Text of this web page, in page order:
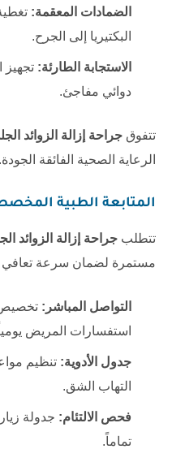
الضمادات المعقمة:
البكتيريا إلى الجرح.
الاستجابة الطارئة:
دوائي مفاجئ.
تتفوق جراحة إزالة الزوائد
الرعاية الصحية الفائقة الجودة.
المتابعة الطبية
تتطلب جراحة إزالة الزوائد
مستمرة لضمان سرعة تعافي
التواصل المباشر:
استفسارات المريض
جدول الأدوية: تنظيم
التهاب الشق.
فحص الالتئام: جدولة
تماماً.